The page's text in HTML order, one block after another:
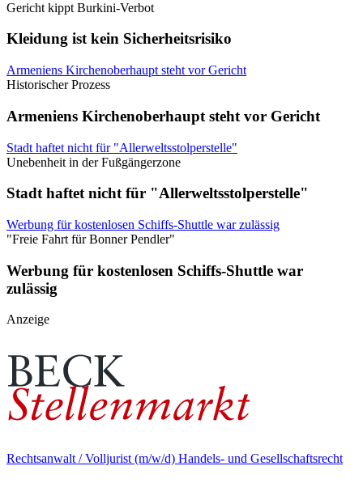
Gericht kippt Burkini-Verbot
Kleidung ist kein Sicherheitsrisiko
Armeniens Kirchenoberhaupt steht vor Gericht
Historischer Prozess
Armeniens Kirchenoberhaupt steht vor Gericht
Stadt haftet nicht für "Allerweltsstolperstelle"
Unebenheit in der Fußgängerzone
Stadt haftet nicht für "Allerweltsstolperstelle"
Werbung für kostenlosen Schiffs-Shuttle war zulässig
"Freie Fahrt für Bonner Pendler"
Werbung für kostenlosen Schiffs-Shuttle war
zulässig
Anzeige
Rechtsanwalt / Volljurist (m/w/d) Handels- und Gesellschaftsrecht